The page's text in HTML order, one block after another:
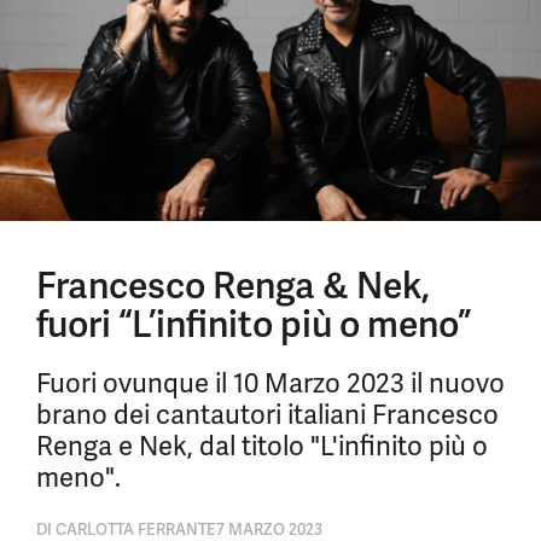
Francesco Renga & Nek,
fuori “L’infinito più o meno”
Fuori ovunque il 10 Marzo 2023 il nuovo
brano dei cantautori italiani Francesco
Renga e Nek, dal titolo "L'infinito più o
meno".
DI CARLOTTA FERRANTE7 MARZO 2023